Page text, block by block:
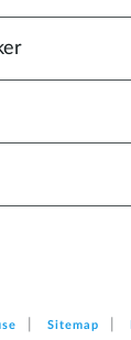
Sitemap